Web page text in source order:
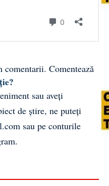
comentarii. Comentează
sau aveți
de știre, ne puteți
sau pe conturile
.